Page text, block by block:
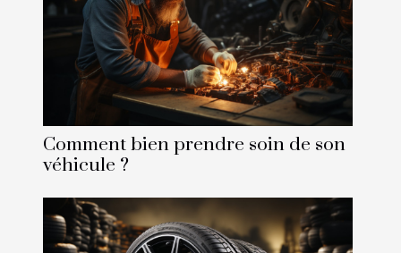
Comment bien prendre soin de son
véhicule ?